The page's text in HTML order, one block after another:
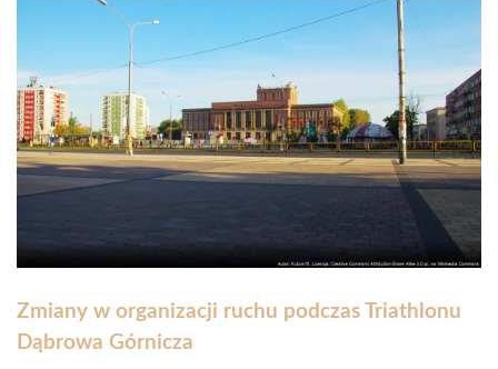
Zmiany w organizacji ruchu podczas Triathlonu
Dąbrowa Górnicza